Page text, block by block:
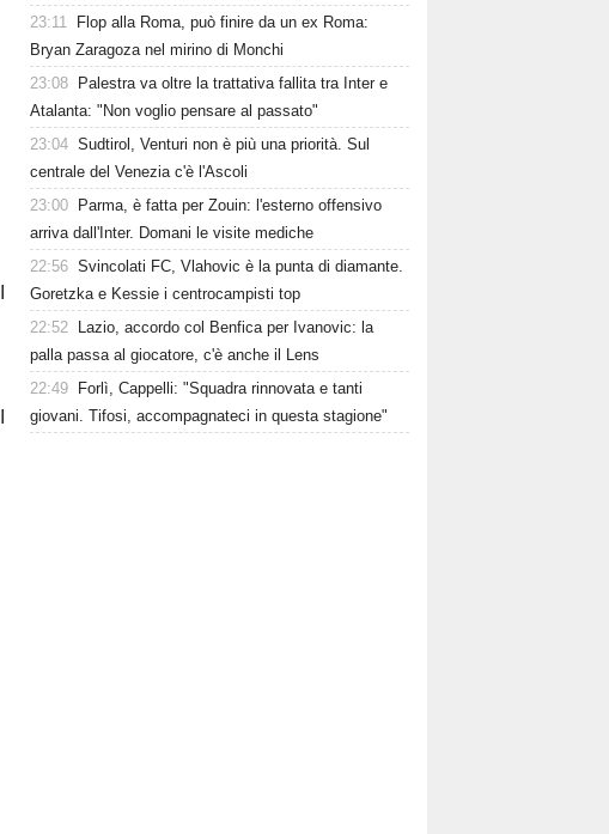
23:11
Flop alla Roma, può finire da un ex Roma:
Bryan Zaragoza nel mirino di Monchi
23:08
Palestra va oltre la trattativa fallita tra Inter e
Atalanta: "Non voglio pensare al passato"
23:04 Sudtirol, Venturi non è più una priorità. Sul
centrale del Venezia c'è l'Ascoli
23:00
Parma, è fatta per Zouin: l'esterno offensivo
arriva dall'Inter. Domani le visite mediche
22:56 Svincolati FC, Vlahovic è la punta di diamante.
Goretzka e Kessie i centrocampisti top
22:52
Lazio, accordo col Benfica per Ivanovic: la
palla passa al giocatore, c'è anche il Lens
22:49
Forlì, Cappelli: "Squadra rinnovata e tanti
giovani. Tifosi, accompagnateci in questa stagione"